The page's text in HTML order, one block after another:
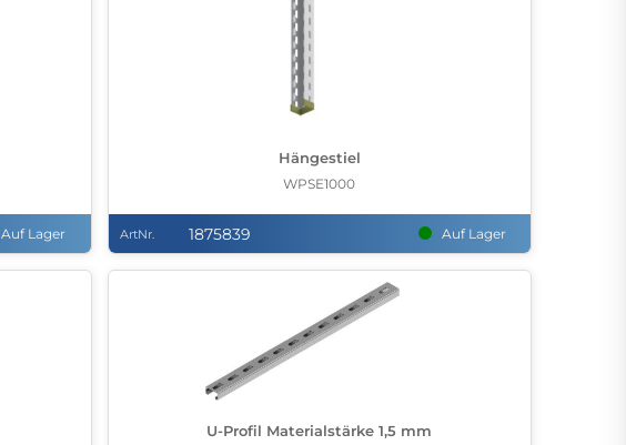
Auf Lager
Hängestiel
WPSE1000
ArtNr. 1875839 Auf Lager
U-Profil Materialstärke 1,5 mm